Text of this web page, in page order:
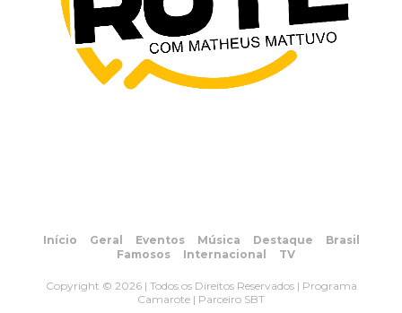
Início Geral Eventos Música Destaque
Brasil
Famosos
Internacional TV
Copyright © 2026 | Todos os Direitos Reservados | Programa
Camarote | Parceiro SBT